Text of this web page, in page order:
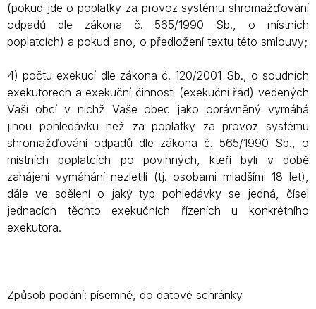
(pokud jde o poplatky za provoz systému shromažďování
odpadů dle zákona č. 565/1990 Sb., o místních
poplatcích) a pokud ano, o předložení textu této smlouvy;
4) počtu exekucí dle zákona č. 120/2001 Sb., o soudních
exekutorech a exekuční činnosti (exekuční řád) vedených
Vaší obcí v nichž Vaše obec jako oprávněný vymáhá
jinou pohledávku než za poplatky za provoz systému
shromažďování odpadů dle zákona č. 565/1990 Sb., o
místních poplatcích po povinných, kteří byli v době
zahájení vymáhání nezletilí (tj. osobami mladšími 18 let),
dále ve sdělení o jaký typ pohledávky se jedná, čísel
jednacích těchto exekučních řízeních u konkrétního
exekutora.
Způsob podání: písemně, do datové schránky